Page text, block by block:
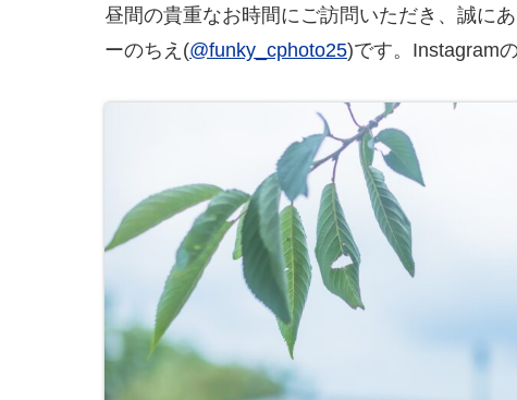
昼間の貴重なお時間にご訪問いただき、誠に
ーのちえ(@funky_cphoto25)です。Instagram